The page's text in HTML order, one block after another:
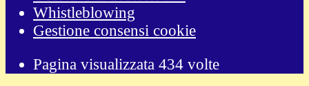
Whistleblowing
Gestione consensi cookie
Pagina visualizzata 434 volte